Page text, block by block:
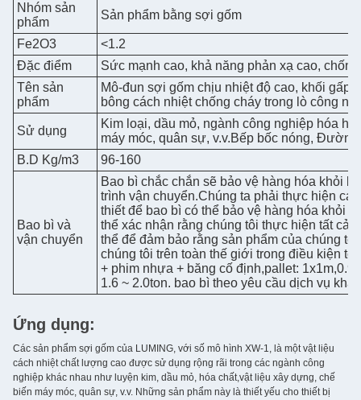
Nhóm sản
phẩm
Sản phẩm bằng sợi gốm
Fe2O3
<1.2
Đặc điểm
Sức mạnh cao, khả năng phản xạ cao,
Tên sản
phẩm
Mô-đun sợi gốm chịu nhiệt độ cao, khối gấp
bông cách nhiệt chống cháy trong lò công
Sử dụng
Kim loại, dầu mỏ, ngành công nghiệp hóa
máy móc, quân sự, v.v.Bếp bốc nóng,
B.D Kg/m3
96-160
Bao bì và
vận chuyển
Bao bì chắc chắn sẽ bảo vệ hàng hóa khỏi
trình vận chuyển.Chúng ta phải thực hiện
thiết để bao bì có thể bảo vệ hàng hóa khỏi
thể xác nhận rằng chúng tôi thực hiện tất cả
thể để đảm bảo rằng sản phẩm của chúng
chúng tôi trên toàn thế giới trong điều kiện
+ phim nhựa + băng cố định,pallet:
1.6 ~ 2.0ton. bao bì theo yêu cầu dịch vụ
Ứng dụng:
Các sản phẩm sợi gốm của LUMING, với số mô hình XW-1, là một vật liệu
cách nhiệt chất lượng cao được sử dụng rộng rãi trong các ngành công
nghiệp khác nhau như luyện kim, dầu mỏ, hóa chất,vật liệu xây dựng, chế
biến máy móc, quân sự, v.v. Những sản phẩm này là thiết yếu cho thiết bị